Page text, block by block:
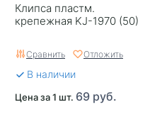
Клипса пластм.
крепежная KJ-1970 (50)
Сравнить Отложить
В наличии
Цена за 1 шт. 69 руб.